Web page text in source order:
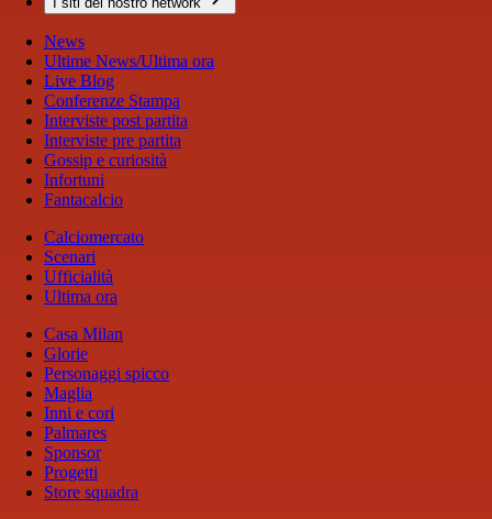
News
Ultime News/Ultima ora
Live Blog
Conferenze Stampa
Interviste post partita
Interviste pre partita
Gossip e curiosità
Infortuni
Fantacalcio
Calciomercato
Scenari
Ufficialità
Ultima ora
Casa Milan
Glorie
Personaggi spicco
Maglia
Inni e cori
Palmares
Sponsor
Progetti
Store squadra